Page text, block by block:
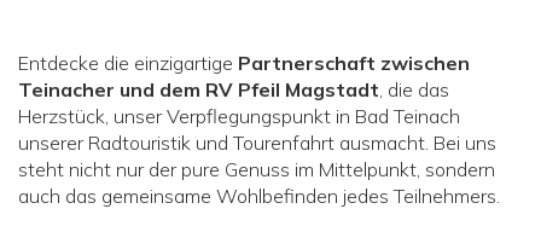
Entdecke die einzigartige Partnerschaft zwischen
Teinacher und dem RV Pfeil Magstadt, die das
Herzstück, unser Verpflegungspunkt in Bad Teinach
unserer Radtouristik und Tourenfahrt ausmacht. Bei uns
steht nicht nur der pure Genuss im Mittelpunkt, sondern
auch das gemeinsame Wohlbefinden jedes Teilnehmers.